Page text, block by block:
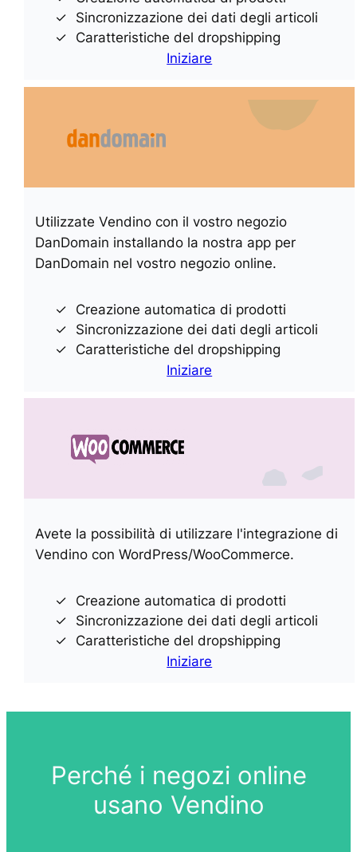
Sincronizzazione dei dati degli articoli
Caratteristiche del dropshipping
Iniziare
Utilizzate Vendino con il vostro negozio
DanDomain installando la nostra app per
DanDomain nel vostro negozio online.
Creazione automatica di prodotti
Sincronizzazione dei dati degli articoli
Caratteristiche del dropshipping
Iniziare
Avete la possibilità di utilizzare l'integrazione di
Vendino con WordPress/WooCommerce.
Creazione automatica di prodotti
Sincronizzazione dei dati degli articoli
Caratteristiche del dropshipping
Iniziare
Perché i negozi online
usano Vendino